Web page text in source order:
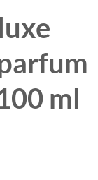
ml